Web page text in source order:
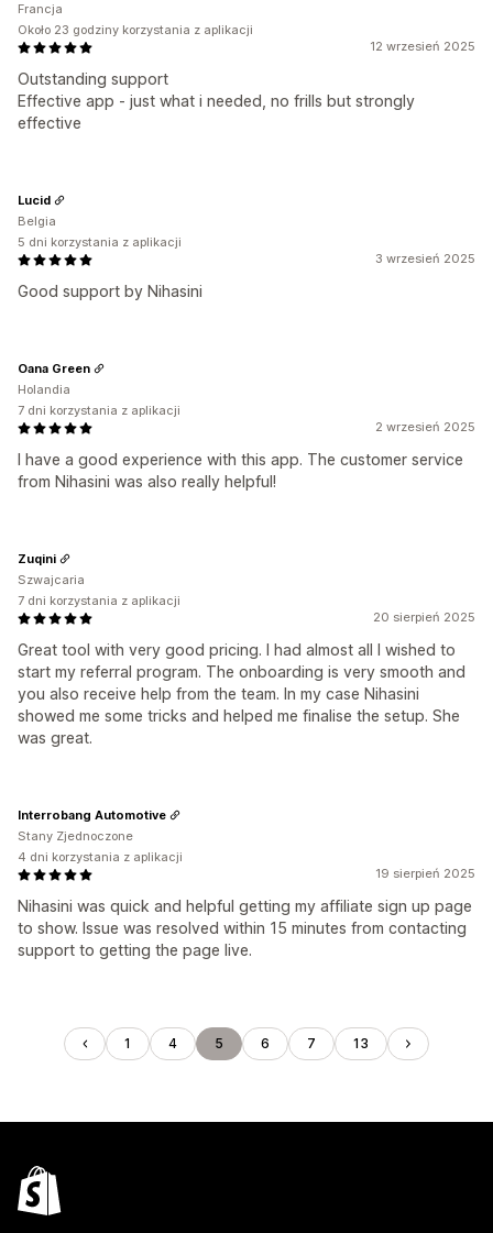
12 wrzesień 2025
Outstanding support
Effective app - just what i needed, no frills but strongly
effective
Francja
Około 23 godziny korzystania z aplikacji
3 wrzesień 2025
Good support by Nihasini
Lucid
Belgia
5 dni korzystania z aplikacji
2 wrzesień 2025
I have a good experience with this app. The customer service
from Nihasini was also really helpful!
Oana Green
Holandia
7 dni korzystania z aplikacji
20 sierpień 2025
Great tool with very good pricing. I had almost all I wished to
start my referral program. The onboarding is very smooth and
you also receive help from the team. In my case Nihasini
showed me some tricks and helped me finalise the setup. She
was great.
Zuqini
Szwajcaria
7 dni korzystania z aplikacji
19 sierpień 2025
Nihasini was quick and helpful getting my affiliate sign up page
to show. Issue was resolved within 15 minutes from contacting
support to getting the page live.
Interrobang Automotive
Stany Zjednoczone
4 dni korzystania z aplikacji
1 4 5 6 7 13